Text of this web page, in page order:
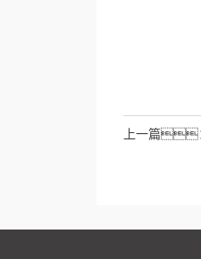
如：三
上一篇